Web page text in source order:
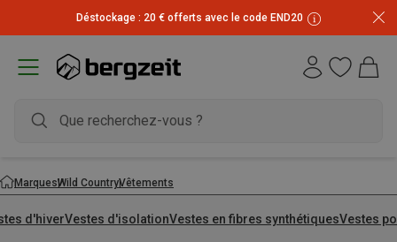
Déstockage : 20 € offerts avec le code END20
MarquesWild CountryVêtements
d'hiverVestes d'isolationVestes en fibres synthétiquesVestes